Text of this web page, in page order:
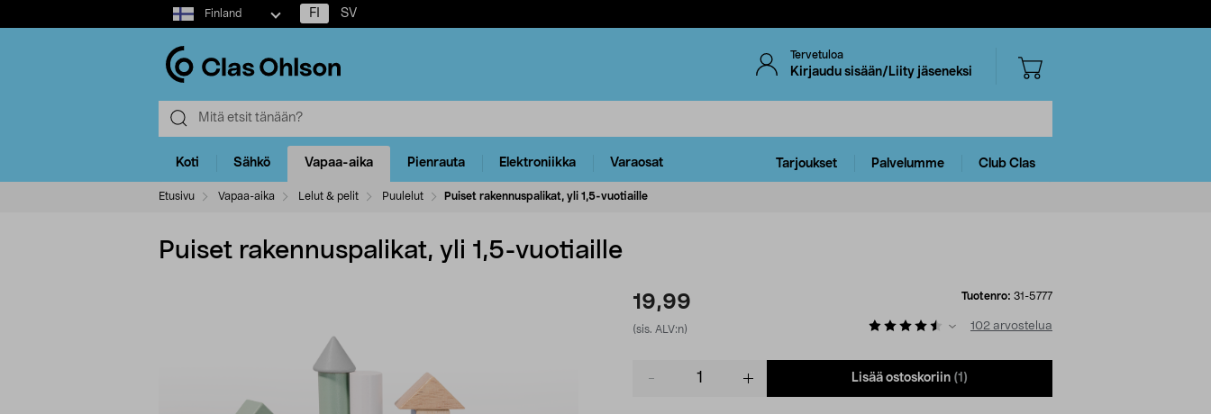
Select
market
Finland FI SV
Tervetuloa
Kirjaudu sisään/Liity jäseneksi
Koti Sähkö Vapaa-aika Pienrauta Elektroniikka Varaosat Tarjoukset Palvelumme Club Clas
Etusivu Vapaa-aika Lelut & pelit Puulelut Puiset rakennuspalikat, yli 1,5-vuotiaille
Puiset rakennuspalikat, yli 1,5-vuotiaille
19,99
(sis. ALV:n)
Tuotenro: 31-5777
102 arvostelua
Lisää ostoskoriin (1)